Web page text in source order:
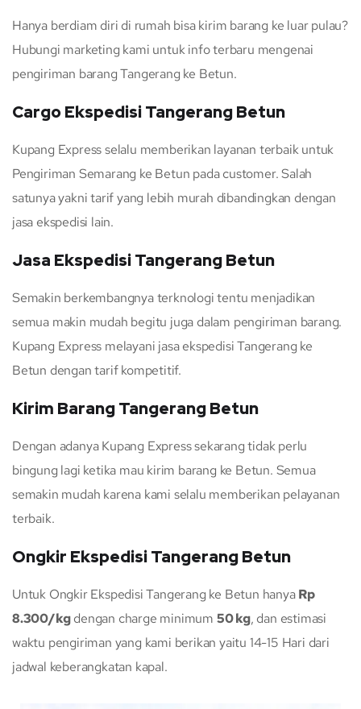
Hanya berdiam diri di rumah bisa kirim barang ke luar pulau?
Hubungi marketing kami untuk info terbaru mengenai
pengiriman barang Tangerang ke Betun.
Cargo Ekspedisi Tangerang Betun
Kupang Express selalu memberikan layanan terbaik untuk
Pengiriman Semarang ke Betun pada customer. Salah
satunya yakni tarif yang lebih murah dibandingkan dengan
jasa ekspedisi lain.
Jasa Ekspedisi Tangerang Betun
Semakin berkembangnya terknologi tentu menjadikan
semua makin mudah begitu juga dalam pengiriman barang.
Kupang Express melayani jasa ekspedisi Tangerang ke
Betun dengan tarif kompetitif.
Kirim Barang Tangerang Betun
Dengan adanya Kupang Express sekarang tidak perlu
bingung lagi ketika mau kirim barang ke Betun. Semua
semakin mudah karena kami selalu memberikan pelayanan
terbaik.
Ongkir Ekspedisi Tangerang Betun
Untuk Ongkir Ekspedisi Tangerang ke Betun hanyaRp
8.300/kgdengan charge minimum 50 kg, dan estimasi
waktu pengiriman yang kami berikan yaitu 14-15 Hari dari
jadwal keberangkatan kapal.